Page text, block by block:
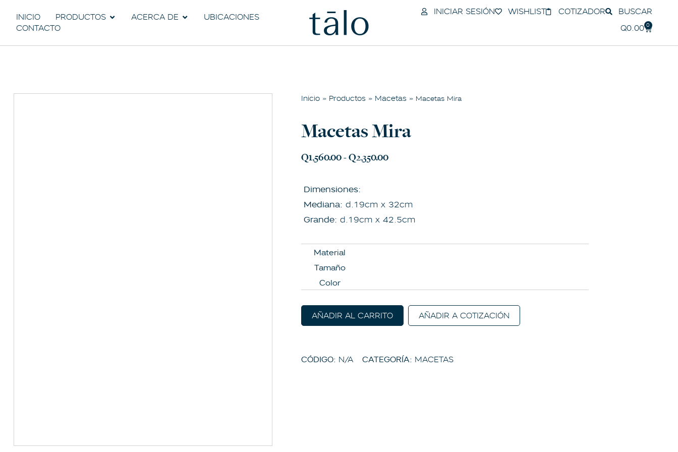
INICIO PRODUCTOS ACERCA DE
UBICACIONES
CONTACTO
INICIAR SESIÓN WISHLIST COTIZADOR
BUSCAR
Q0.00 0
Inicio» Productos» Macetas» Macetas Mira
Macetas Mira
Q1,560.00-Q2,350.00
Dimensiones:
Mediana: d.19cm x 32cm
Grande: d.19cm x 42.5cm
Material
Tamaño
Color
AÑADIR AL CARRITO AÑADIR A COTIZACIÓN
CÓDIGO: N/A CATEGORÍA: MACETAS